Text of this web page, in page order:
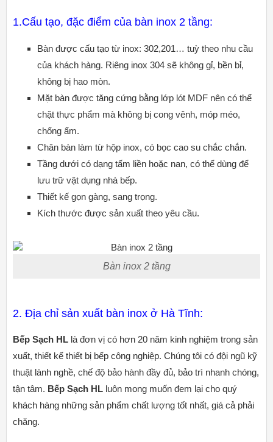
1.Cấu tạo, đặc điểm của bàn inox 2 tầng:
Bàn được cấu tạo từ inox: 302,201… tuỳ theo nhu cầu
của khách hàng. Riêng inox 304 sẽ không gỉ, bền bỉ,
không bị hao mòn.
Mặt bàn được tăng cứng bằng lớp lót MDF nên có thể
chặt thực phẩm mà không bị cong vênh, móp méo,
chống ẩm.
Chân bàn làm từ hộp inox, có bọc cao su chắc chắn.
Tầng dưới có dạng tấm liền hoặc nan, có thể dùng để
lưu trữ vật dụng nhà bếp.
Thiết kế gọn gàng, sang trọng.
Kích thước được sản xuất theo yêu cầu.
Bàn inox 2 tầng
2. Địa chỉ sản xuất bàn inox ở Hà Tĩnh:
Bếp Sạch HL là đơn vị có hơn 20 năm kinh nghiệm trong sản
xuất, thiết kế thiết bị bếp công nghiệp. Chúng tôi có đội ngũ kỹ
thuật lành nghề, chế độ bảo hành đầy đủ, bảo trì nhanh chóng,
tận tâm. Bếp Sạch HL luôn mong muốn đem lại cho quý
khách hàng những sản phẩm chất lượng tốt nhất, giá cả phải
chăng.